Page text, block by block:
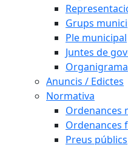
Grups
Ple municipal
Juntes de
Organigrama
Anuncis / Edictes
Normativa
Ordenances
Ordenances
Preus públics